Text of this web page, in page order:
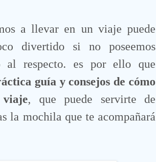
a llevar en un viaje puede
divertido si no poseemos
al respecto. es por ello que
guía y consejos de cómo
, que puede servirte de
la mochila que te acompañará